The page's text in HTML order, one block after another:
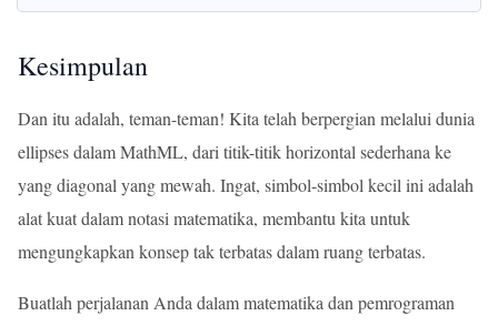
Kesimpulan
Dan itu adalah, teman-teman! Kita telah berpergian melalui dunia
ellipses dalam MathML, dari titik-titik horizontal sederhana ke
yang diagonal yang mewah. Ingat, simbol-simbol kecil ini adalah
alat kuat dalam notasi matematika, membantu kita untuk
mengungkapkan konsep tak terbatas dalam ruang terbatas.
Buatlah perjalanan Anda dalam matematika dan pemrograman